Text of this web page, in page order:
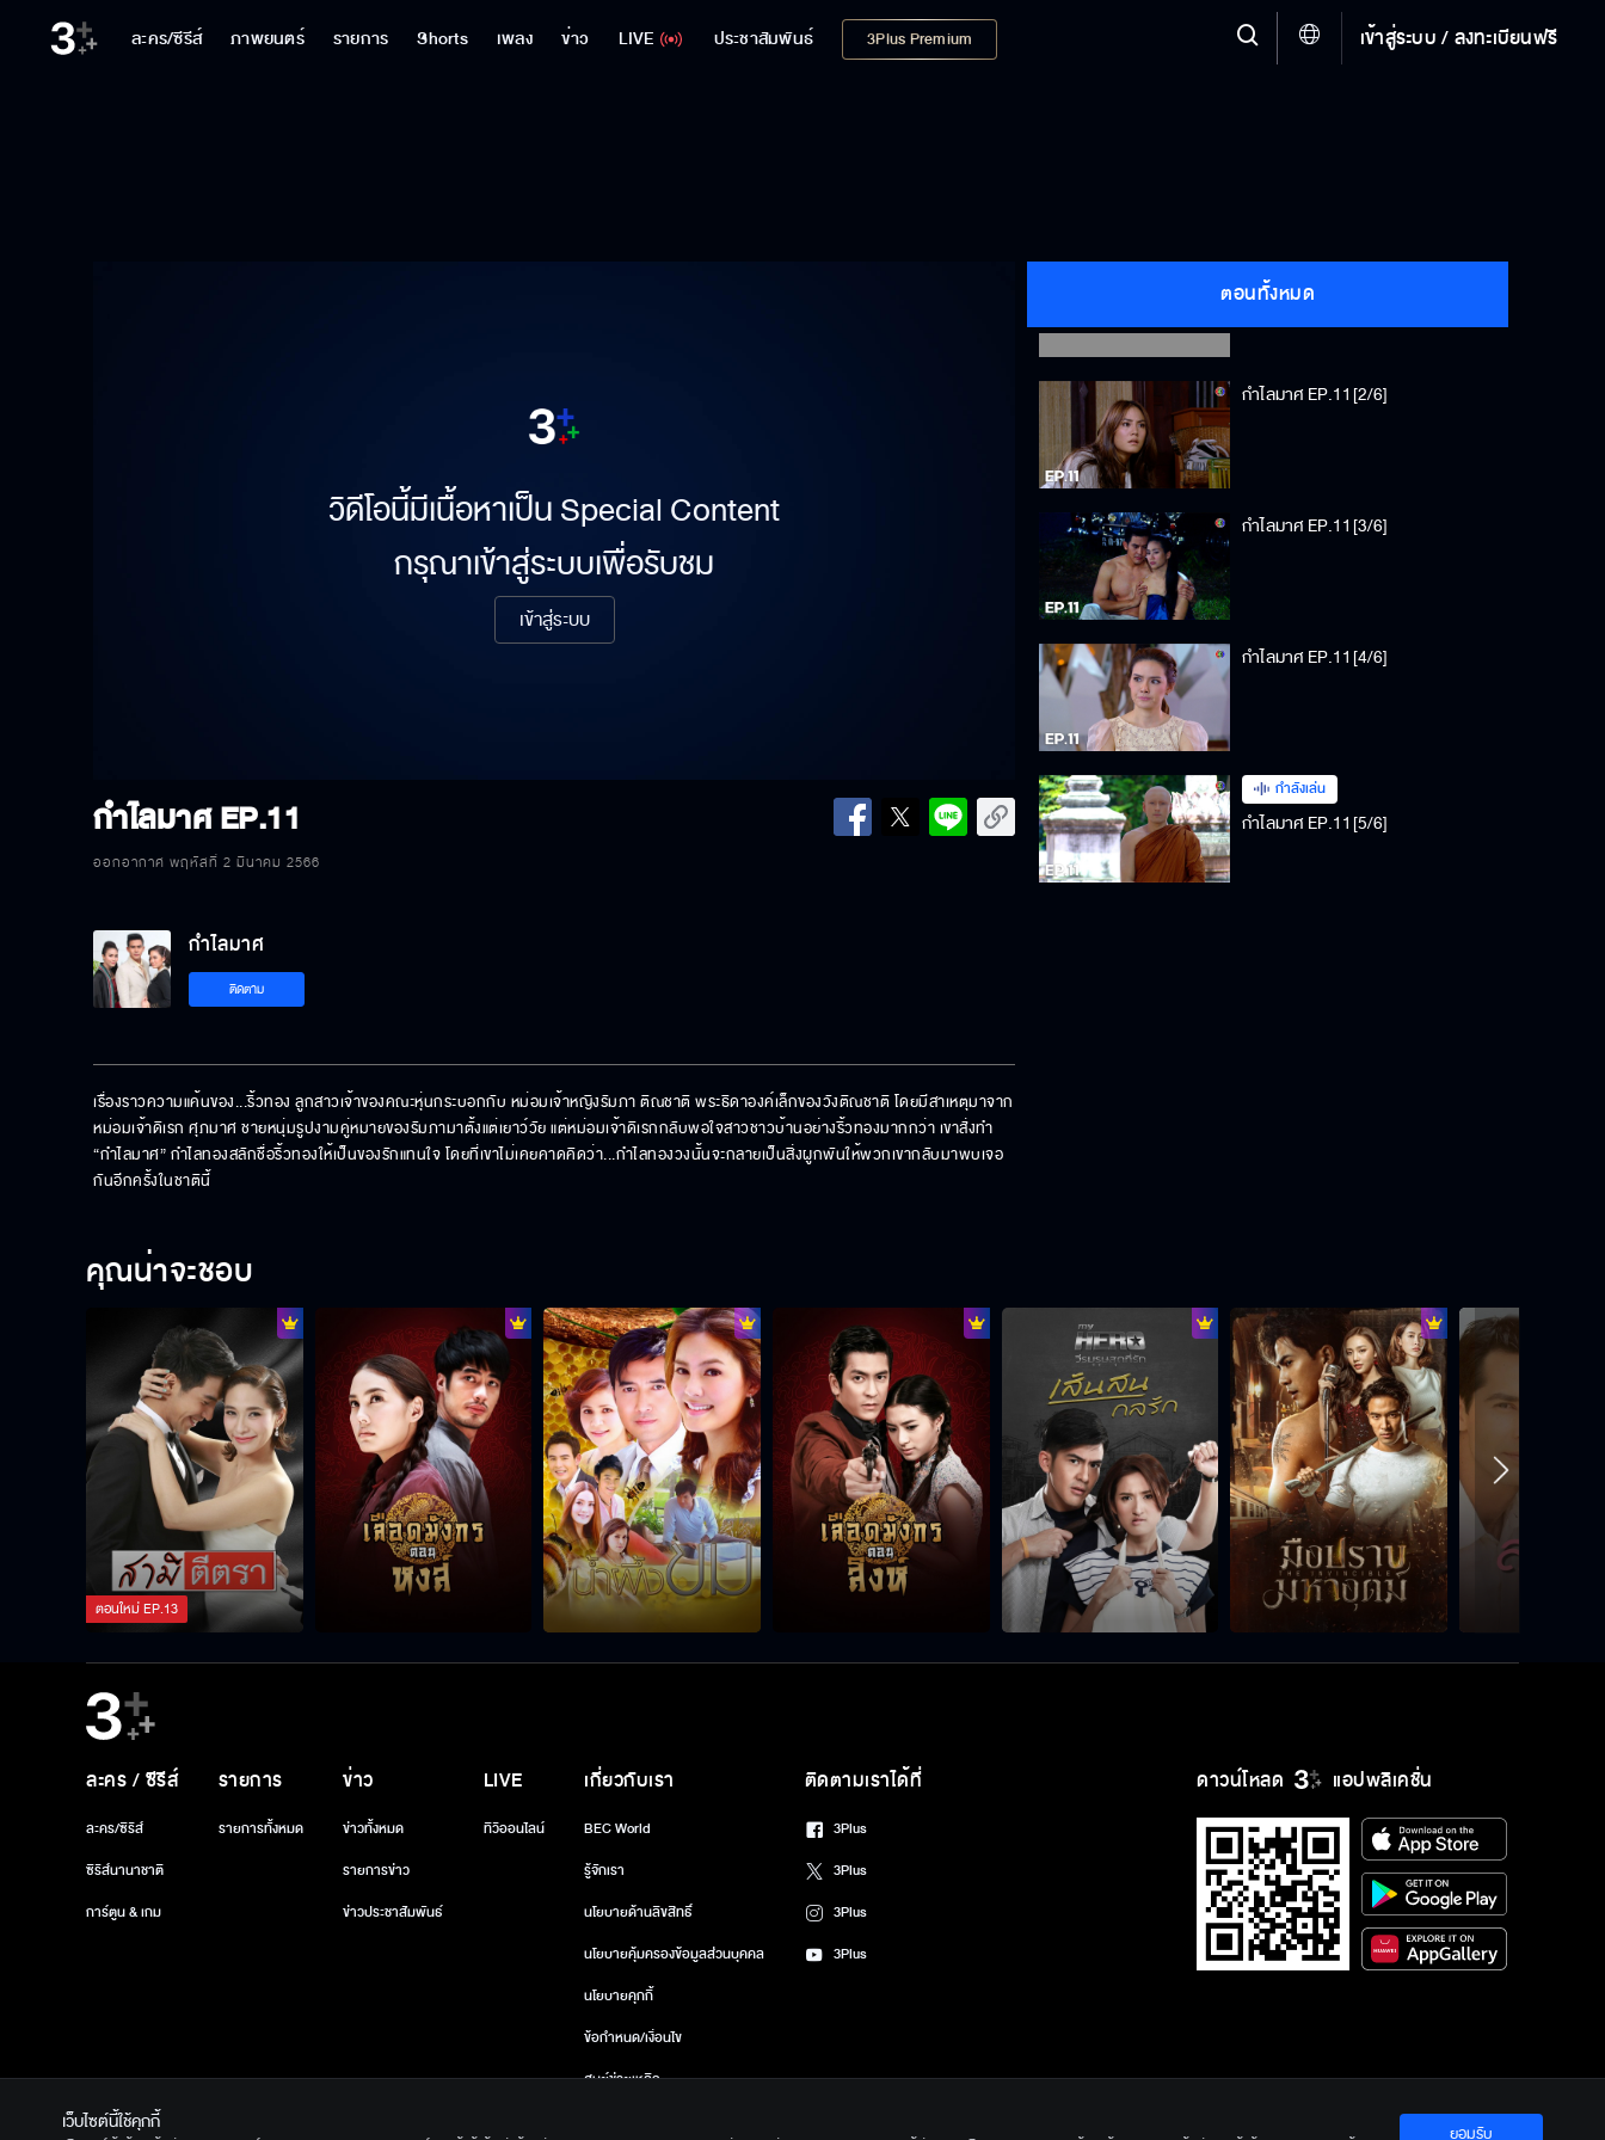
ละคร/ซีรีส์ ภาพยนตร์ รายการ Shorts เพลง ข่าว LIVE ประชาสัมพันธ์ 3Plus Premium เข้าสู่ระบบ / ลงทะเบียนฟรี
วิดีโอนี้มีเนื้อหาเป็น Special Content
กรุณาเข้าสู่ระบบเพื่อรับชม
เข้าสู่ระบบ
กำไลมาศEP.11
ออกอากาศ พฤหัสที่ 2 มีนาคม 2566
ตอนทั้งหมด
กำไลมาศ EP.11[1/6]
กำไลมาศ EP.11[2/6]
กำไลมาศ EP.11[3/6]
กำไลมาศ EP.11[4/6]
กำลังเล่น
กำไลมาศ EP.11[5/6]
กำไลมาศ
ติดตาม
เรื่องราวความแค้นของ...ริ้วทอง ลูกสาวเจ้าของคณะหุ่นกระบอกกับ หม่อมเจ้าหญิงรัมภา ติณชาติ พระธิดาองค์เล็กของวังติณชาติ โดยมีสาเหตุมาจาก
หม่อมเจ้าดิเรก ศุภมาศ ชายหนุ่มรูปงามคู่หมายของรัมภามาตั้งแต่เยาว์วัย แต่หม่อมเจ้าดิเรกกลับพอใจสาวชาวบ้านอย่างริ้วทองมากกว่า เขาสั่งทำ
“กำไลมาศ” กำไลทองสลักชื่อริ้วทองให้เป็นของรักแทนใจ โดยที่เขาไม่เคยคาดคิดว่า...กำไลทองวงนั้นจะกลายเป็นสิ่งผูกพันให้พวกเขากลับมาพบเจอ
กันอีกครั้งในชาตินี้
คุณน่าจะชอบ
ตอนใหม่EP.13
ดาวน์โหลด แอปพลิเคชั่น
ละคร / ซีรีส์
ละคร/ซีรีส์
ซีรีส์นานาชาติ
การ์ตูน & เกม
รายการ
รายการทั้งหมด
ข่าว
ข่าวทั้งหมด
รายการข่าว
ข่าวประชาสัมพันธ์
LIVE
ทีวีออนไลน์
เกี่ยวกับเรา
BEC World
รู้จักเรา
นโยบายด้านลิขสิทธิ์
นโยบายคุ้มครองข้อมูลส่วนบุคคล
นโยบายคุกกี้
ข้อกำหนด/เงื่อนไข
ศูนย์ช่วยเหลือ
ติดตามเราได้ที่
3Plus
3Plus
3Plus
3Plus
เว็บไซต์นี้ใช้คุกกี้ ยอมรับ